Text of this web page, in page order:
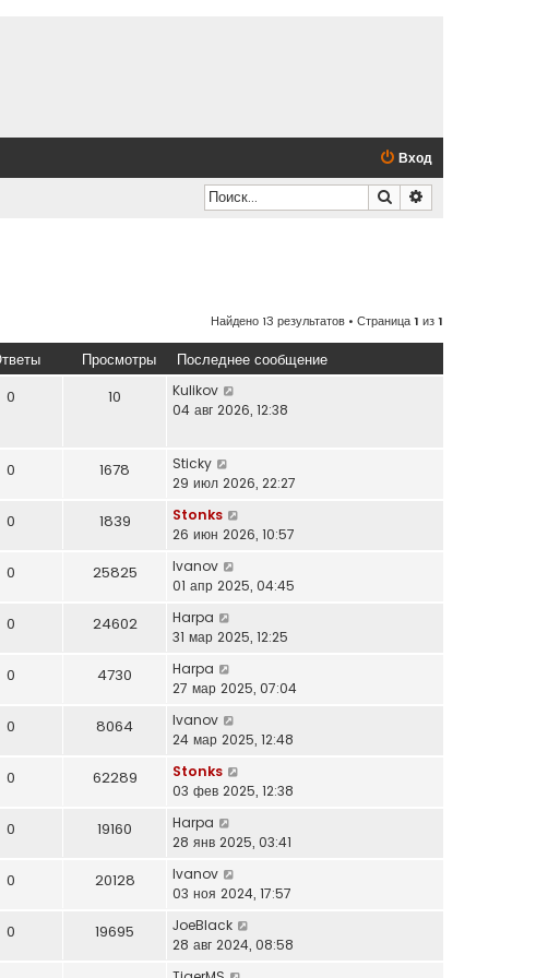
Вход
Поиск
Найдено 13 результатов • Страница1 из1
Просмотры Последнее сообщение
0 10
Kulikov
04 авг 2026, 12:38
0 1678
Sticky
29 июл 2026, 22:27
0 1839
Stonks
26 июн 2026, 10:57
0 25825
Ivanov
01 апр 2025, 04:45
0 24602
Harpa
31 мар 2025, 12:25
0 4730
Harpa
27 мар 2025, 07:04
0 8064
Ivanov
24 мар 2025, 12:48
0 62289
Stonks
03 фев 2025, 12:38
0 19160
Harpa
28 янв 2025, 03:41
0 20128
Ivanov
03 ноя 2024, 17:57
0 19695
JoeBlack
28 авг 2024, 08:58